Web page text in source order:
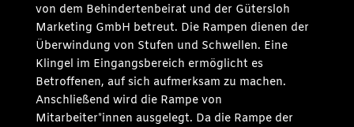
von dem Behindertenbeirat und der Gütersloh
Marketing GmbH betreut. Die Rampen dienen der
Überwindung von Stufen und Schwellen. Eine
Klingel im Eingangsbereich ermöglicht es
Betroffenen, auf sich aufmerksam zu machen.
Anschließend wird die Rampe von
Mitarbeiter*innen ausgelegt. Da die Rampe der